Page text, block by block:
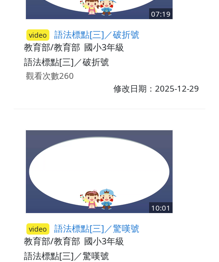
07:19
video 語法標點[三]／破折號
教育部/教育部 國小3年級
語法標點[三]／破折號
觀看次數260
修改日期：2025-12-29
10:01
video 語法標點[三]／驚嘆號
教育部/教育部 國小3年級
語法標點[三]／驚嘆號